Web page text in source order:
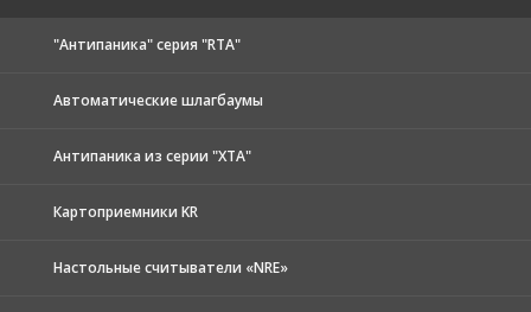
"Антипаника" серия "RTA"
Автоматические шлагбаумы
Антипаника из серии "XTA"
Картоприемники KR
Настольные считыватели «NRE»